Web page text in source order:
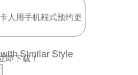
人用手机程式预约更
即下载！
Similar Style